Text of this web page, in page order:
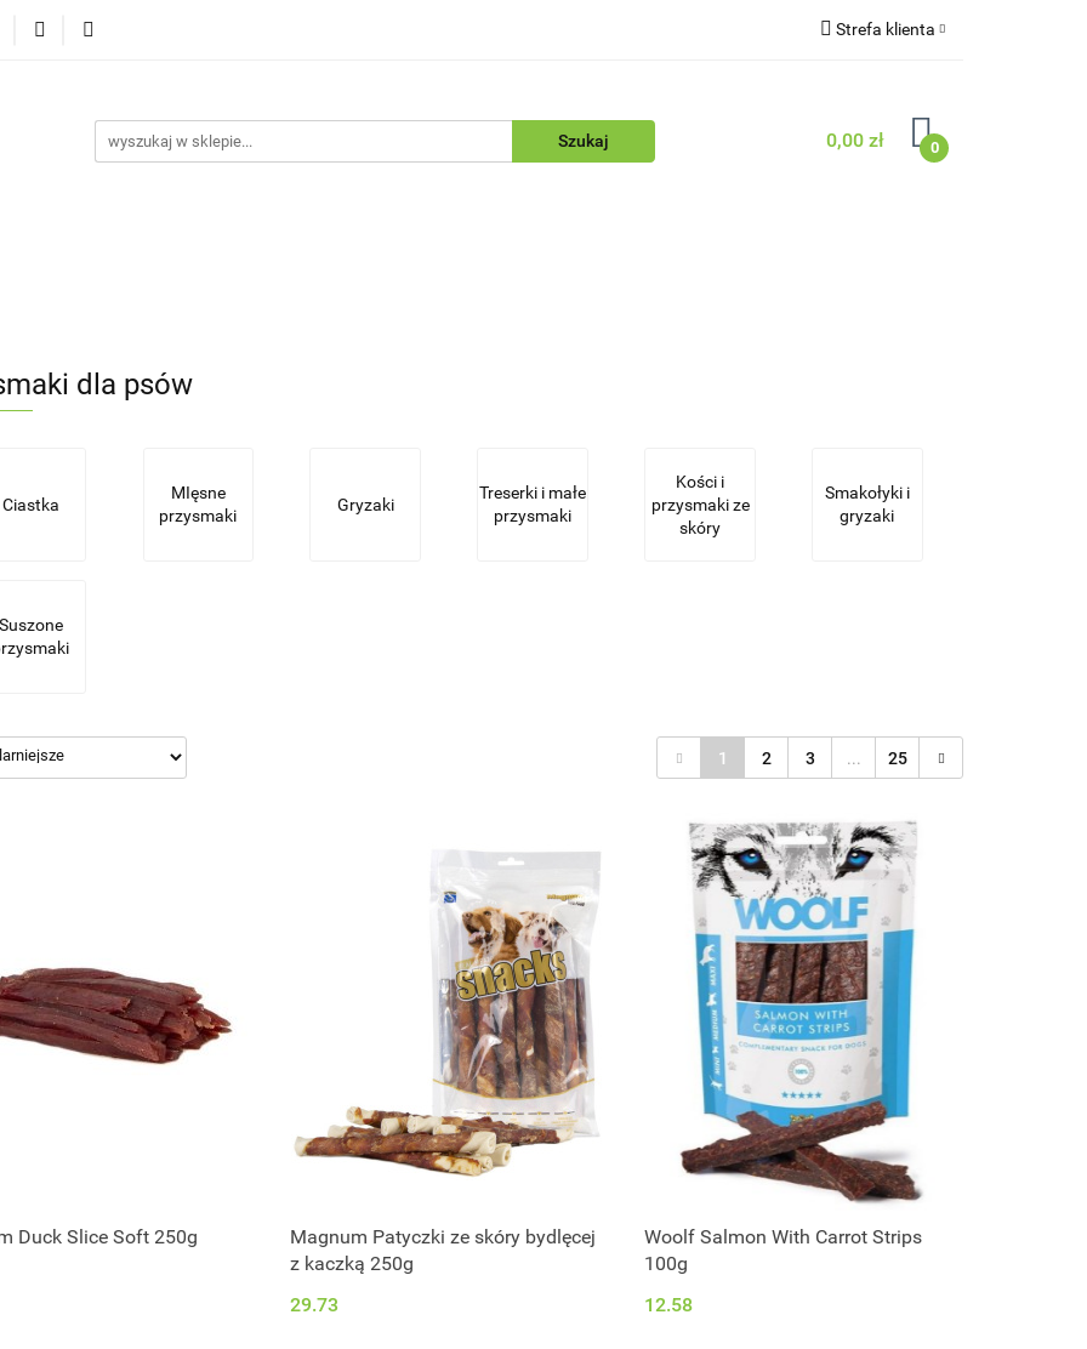
Strefa klienta
Zarejestruj się
Dodaj zgłoszenie
0,00 zł 0
dla psów
Ciastka
MIęsne
przysmaki
Gryzaki
Treserki i małe
przysmaki
Kości i
przysmaki ze
skóry
Smakołyki i
gryzaki
Suszone
1 2 3 ... 25
Duck Slice Soft 250g
Magnum Patyczki ze skóry bydlęcej
z kaczką 250g
29.73
Woolf Salmon With Carrot Strips
100g
12.58